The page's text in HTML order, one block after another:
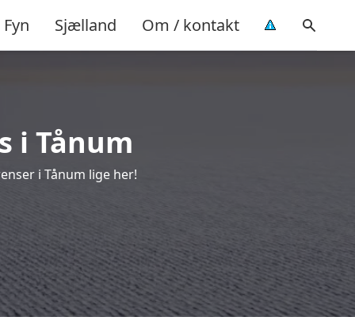
Fyn Sjælland Om / kontakt
i Tånum
i Tånum lige her!